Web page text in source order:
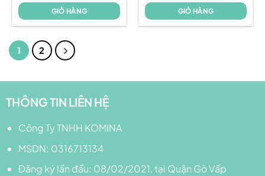
GIỎ HÀNG GIỎ HÀNG
1 2
THÔNG TIN LIÊN HỆ
Công Ty TNHH KOMINA
MSDN: 0316713134
Đăng ký lần đầu: 08/02/2021, tại Quận Gò Vấp